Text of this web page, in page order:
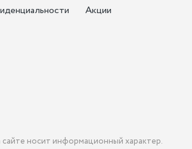
Акции
носит информационный характер.